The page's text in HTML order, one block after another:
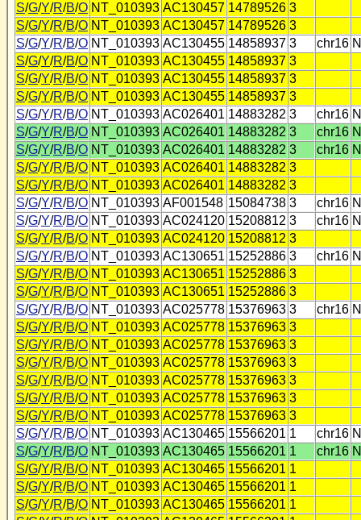
S/G/Y/R/B/O NT_010393 AC130457 14789526 3
S/G/Y/R/B/O NT_010393 AC130457 14789526 3
S/G/Y/R/B/O NT_010393 AC130455 14858937 3 chr16
S/G/Y/R/B/O NT_010393 AC130455 14858937 3
S/G/Y/R/B/O NT_010393 AC130455 14858937 3
S/G/Y/R/B/O NT_010393 AC130455 14858937 3
S/G/Y/R/B/O NT_010393 AC026401 14883282 3 chr16
S/G/Y/R/B/O NT_010393 AC026401 14883282 3 chr16
S/G/Y/R/B/O NT_010393 AC026401 14883282 3 chr16
S/G/Y/R/B/O NT_010393 AC026401 14883282 3
S/G/Y/R/B/O NT_010393 AC026401 14883282 3
S/G/Y/R/B/O NT_010393 AF001548 15084738 3 chr16
S/G/Y/R/B/O NT_010393 AC024120 15208812 3 chr16
S/G/Y/R/B/O NT_010393 AC024120 15208812 3
S/G/Y/R/B/O NT_010393 AC130651 15252886 3 chr16
S/G/Y/R/B/O NT_010393 AC130651 15252886 3
S/G/Y/R/B/O NT_010393 AC130651 15252886 3
S/G/Y/R/B/O NT_010393 AC025778 15376963 3 chr16
S/G/Y/R/B/O NT_010393 AC025778 15376963 3
S/G/Y/R/B/O NT_010393 AC025778 15376963 3
S/G/Y/R/B/O NT_010393 AC025778 15376963 3
S/G/Y/R/B/O NT_010393 AC025778 15376963 3
S/G/Y/R/B/O NT_010393 AC025778 15376963 3
S/G/Y/R/B/O NT_010393 AC025778 15376963 3
S/G/Y/R/B/O NT_010393 AC130465 15566201 1 chr16
S/G/Y/R/B/O NT_010393 AC130465 15566201 1 chr16
S/G/Y/R/B/O NT_010393 AC130465 15566201 1
S/G/Y/R/B/O NT_010393 AC130465 15566201 1
S/G/Y/R/B/O NT_010393 AC130465 15566201 1